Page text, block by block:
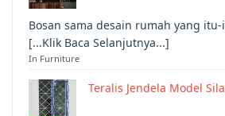
Bosan sama desain rumah yang
[...Klik Baca Selanjutnya...]
In Furniture
Teralis Jendela Model